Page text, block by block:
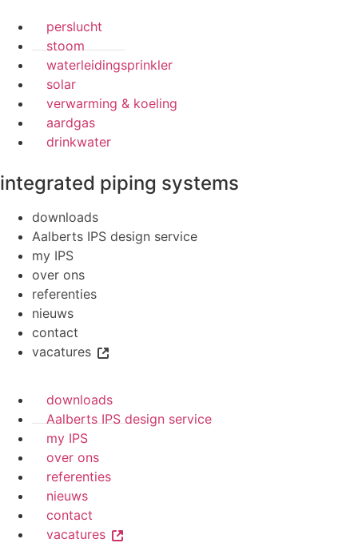
perslucht
stoom
waterleidingsprinkler
solar
verwarming & koeling
aardgas
drinkwater
integrated piping systems
downloads
Aalberts IPS design service
my IPS
over ons
referenties
nieuws
contact
vacatures
downloads
Aalberts IPS design service
my IPS
over ons
referenties
nieuws
contact
vacatures